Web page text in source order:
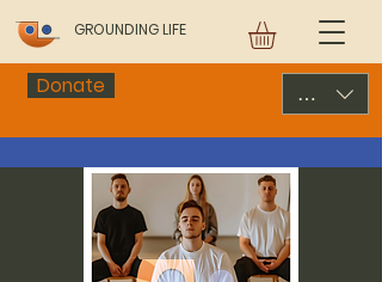
GROUNDING LIFE
Donate USD ($)